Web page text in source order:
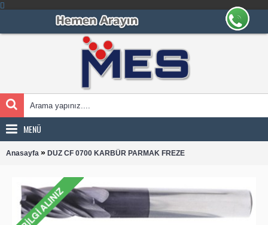
MENÜ
Anasayfa » DUZ CF 0700 KARBÜR PARMAK FREZE